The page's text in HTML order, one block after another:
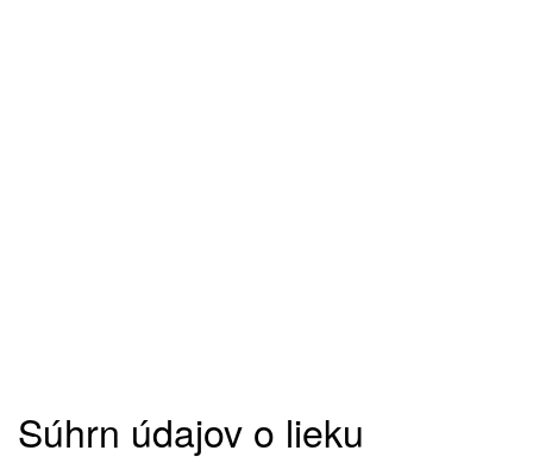
Súhrn údajov o lieku